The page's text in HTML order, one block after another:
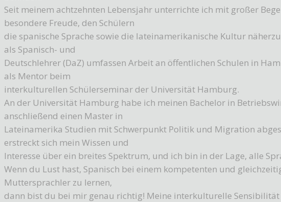
Seit meinem achtzehnten Lebensjahr unterrichte ich mit großer
besondere Freude, den Schülern
die spanische Sprache sowie die lateinamerikanische Kultur
als Spanisch- und
Deutschlehrer (DaZ) umfassen Arbeit an öffentlichen Schulen in
als Mentor beim
interkulturellen Schülerseminar der Universität Hamburg.
An der Universität Hamburg habe ich meinen Bachelor in
anschließend einen Master in
Lateinamerika Studien mit Schwerpunkt Politik und Migration
erstreckt sich mein Wissen und
Interesse über ein breites Spektrum, und ich bin in der Lage, alle
Wenn du Lust hast, Spanisch bei einem kompetenten und
Muttersprachler zu lernen,
dann bist du bei mir genau richtig! Meine interkulturelle